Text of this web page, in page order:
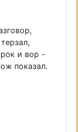
и вор -
показал.